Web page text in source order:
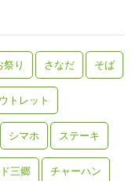
祭り さなだ そば
トレット
シマホ ステーキ
三郷 チャーハン